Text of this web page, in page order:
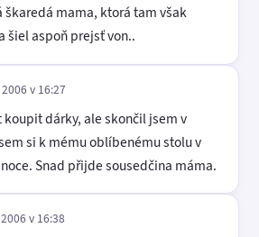
škaredá mama, ktorá tam však
šiel aspoň prejsť von..
v 16:27
dárky, ale skončil jsem v
si k mému oblíbenému stolu v
Snad přijde sousedčina máma.
v 16:38